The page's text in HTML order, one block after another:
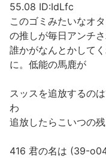
55.08 ID:IdLfc
このゴミみたいなオ
の推しが毎日アンチ
誰かがなんとかして
に。低能の馬鹿が
スッスを追放するの
わ
追放したらこいつの
416 君の名は (39-